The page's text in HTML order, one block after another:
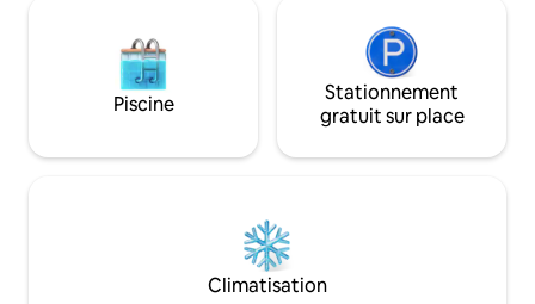
Piscine
Stationnement
gratuit sur place
Climatisation